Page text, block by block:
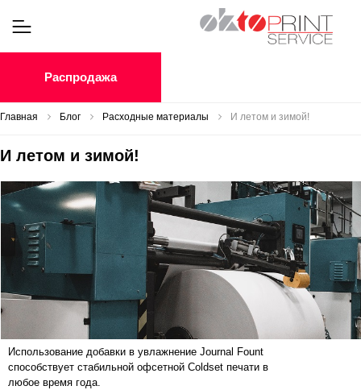
Распродажа
Главная Блог Расходные материалы И летом и зимой!
И летом и зимой!
Использование добавки в увлажнение Journal Fount
способствует стабильной офсетной Coldset печати в
любое время года.